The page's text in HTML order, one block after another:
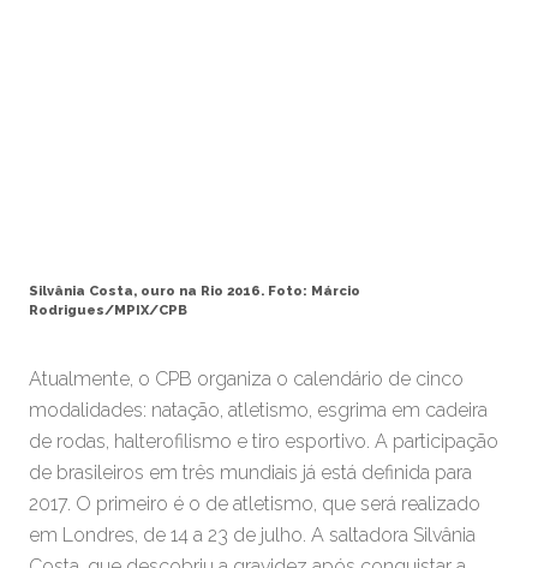
Silvânia Costa, ouro na Rio 2016. Foto: Márcio
Rodrigues/MPIX/CPB
Atualmente, o CPB organiza o calendário de cinco
modalidades: natação, atletismo, esgrima em cadeira
de rodas, halterofilismo e tiro esportivo. A participação
de brasileiros em três mundiais já está definida para
2017. O primeiro é o de atletismo, que será realizado
em Londres, de 14 a 23 de julho. A saltadora Silvânia